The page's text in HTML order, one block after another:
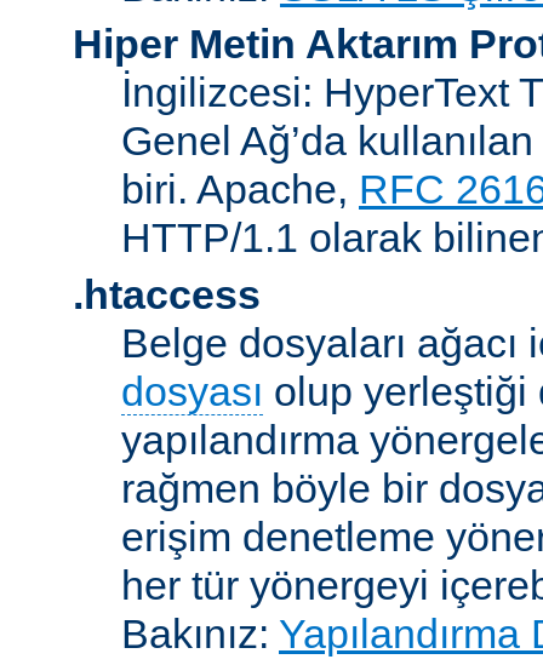
Hiper Metin Aktarım
İngilizcesi: HyperText
Genel Ağ’da
biri. Apache, RFC
HTTP/1.1 olarak
.htaccess
Belge dosyaları
dosyası olup yerleştiği
yapılandırma
rağmen böyle bir
erişim denetleme
her tür yönergeyi
Bakınız: Yapılandırma